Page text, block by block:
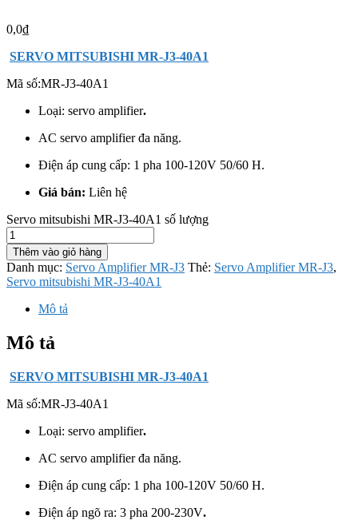
0,0₫
SERVO MITSUBISHI MR-J3-40A1
Mã số:MR-J3-40A1
Loại: servo amplifier.
AC servo amplifier đa năng.
Điện áp cung cấp: 1 pha 100-120V 50/60 H.
Giá bán: Liên hệ
Servo mitsubishi MR-J3-40A1 số lượng
Thêm vào giỏ hàng
Danh mục: Servo Amplifier MR-J3 Thẻ: Servo Amplifier MR-J3,
Servo mitsubishi MR-J3-40A1
Mô tả
Mô tả
SERVO MITSUBISHI MR-J3-40A1
Mã số:MR-J3-40A1
Loại: servo amplifier.
AC servo amplifier đa năng.
Điện áp cung cấp: 1 pha 100-120V 50/60 H.
Điện áp ngõ ra: 3 pha 200-230V.